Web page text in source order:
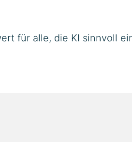
für alle, die KI sinnvoll